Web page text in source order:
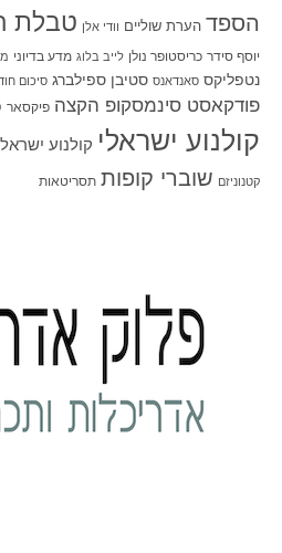
הספד הערת שוליים וודי אלן טבלת
יוסף סידר כריסטופר נולן לייב בלוג מדע בדיוני
נטפליקס סאנדאנס סטיבן ספילברג סיכום
פודקאסט סינמסקופ הקצה פיקסאר
קולנוע ישראלי קולנוע
קטנוניזם שוברי קופות תסריטאות